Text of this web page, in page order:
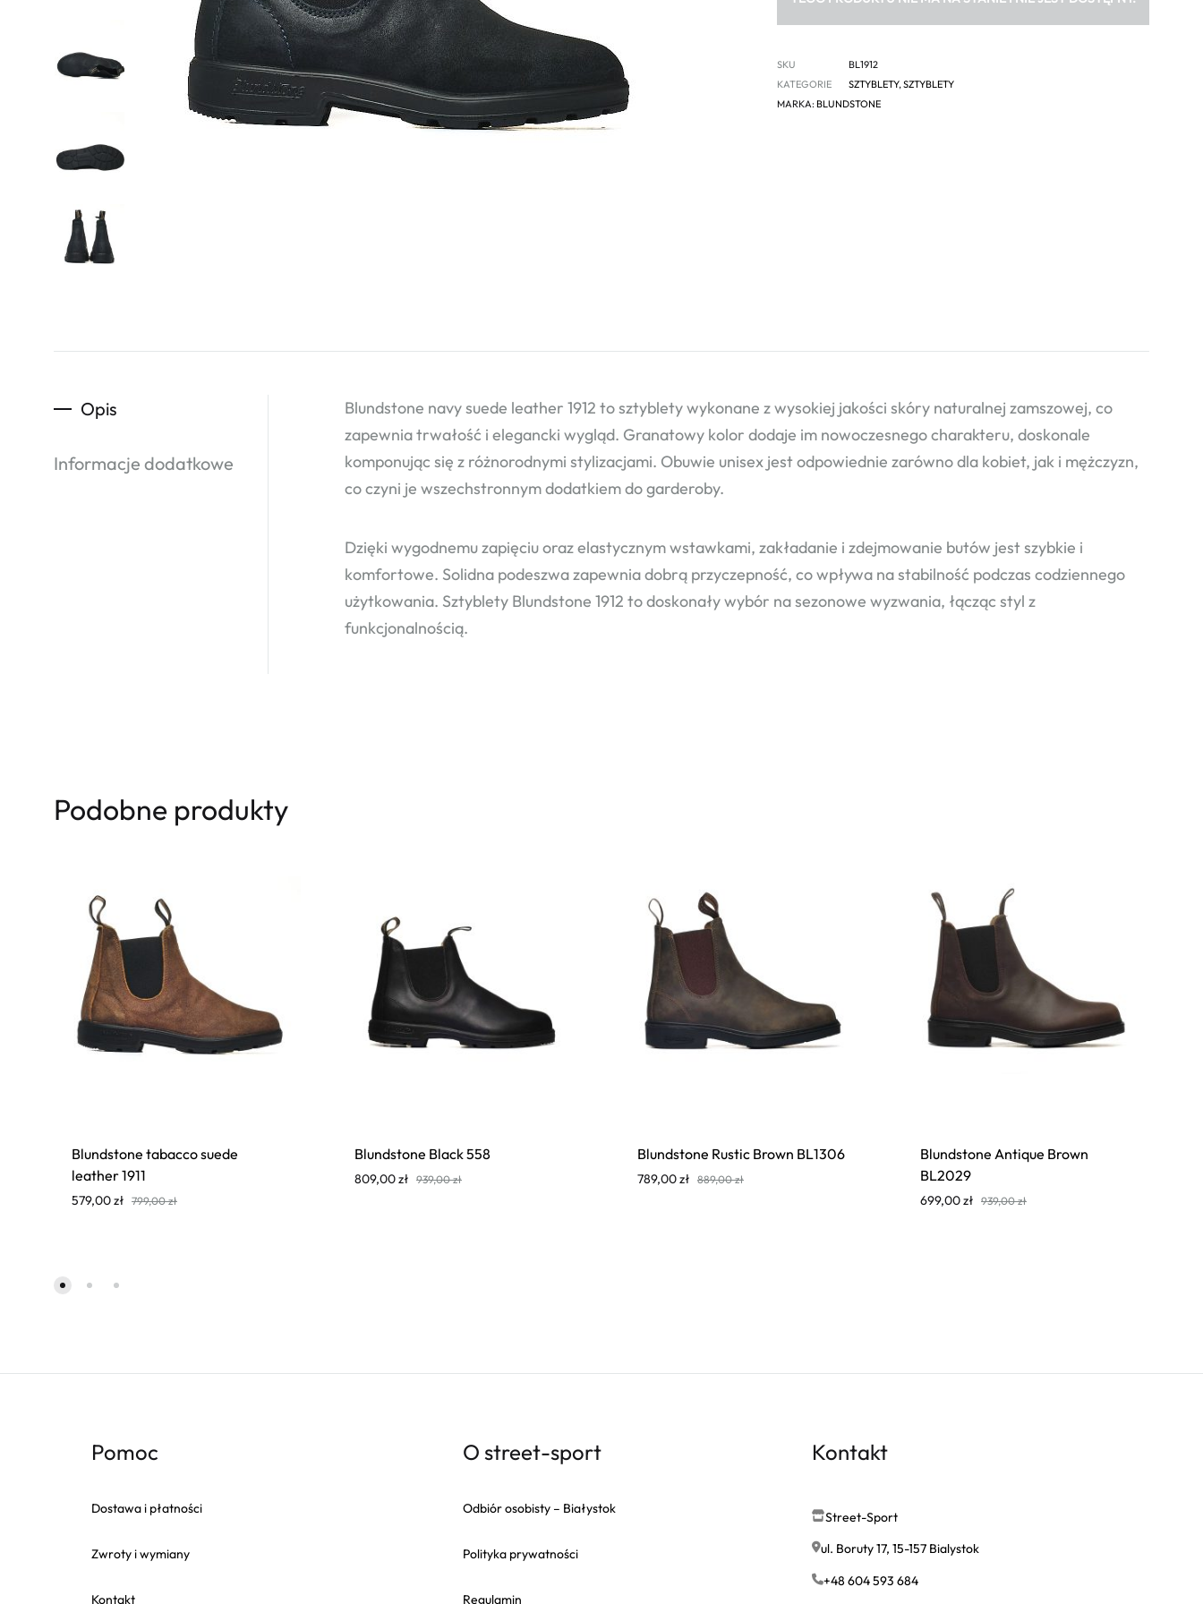
SKU
BL1912
KATEGORIE
SZTYBLETY,SZTYBLETY
MARKA: BLUNDSTONE
Opis
Informacje dodatkowe
Blundstone navy suede leather 1912 to sztyblety wykonane z wysokiej jakości skóry naturalnej zamszowej, co
zapewnia trwałość i elegancki wygląd. Granatowy kolor dodaje im nowoczesnego charakteru, doskonale
komponując się z różnorodnymi stylizacjami. Obuwie unisex jest odpowiednie zarówno dla kobiet, jak i mężczyzn,
co czyni je wszechstronnym dodatkiem do garderoby.
Dzięki wygodnemu zapięciu oraz elastycznym wstawkami, zakładanie i zdejmowanie butów jest szybkie i
komfortowe. Solidna podeszwa zapewnia dobrą przyczepność, co wpływa na stabilność podczas codziennego
użytkowania. Sztyblety Blundstone 1912 to doskonały wybór na sezonowe wyzwania, łącząc styl z
funkcjonalnością.
Podobne produkty
Blundstone tabacco suede
leather 1911
579,00zł 799,00zł
Blundstone Black 558
809,00zł 939,00zł
Blundstone Rustic Brown BL1306
789,00zł 889,00zł
Blundstone Antique Brown
BL2029
699,00zł 939,00zł
Pomoc
Dostawa i płatności
Zwroty i wymiany
Kontakt
O street-sport
Odbiór osobisty – Białystok
Polityka prywatności
Regulamin
Kontakt
Street-Sport
ul. Boruty 17, 15-157 Bialystok
+48 604 593 684